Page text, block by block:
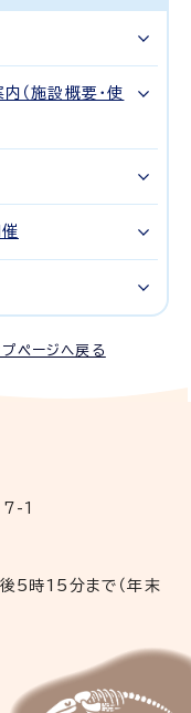
（施設概要・使
プページへ戻る
1
5時15分まで（年末